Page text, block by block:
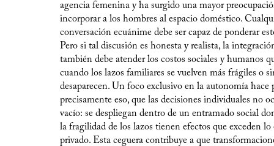
agencia femenina y ha surgido una mayor
incorporar a los hombres al espacio doméstico.
conversación ecuánime debe ser capaz de ponderar
Pero si tal discusión es honesta y realista, la
también debe atender los costos sociales y humanos
cuando los lazos familiares se vuelven más frágiles o
desaparecen. Un foco exclusivo en la autonomía hace
precisamente eso, que las decisiones individuales no
vacío: se despliegan dentro de un entramado social
la fragilidad de los lazos tienen efectos que exceden
privado. Esta ceguera contribuye a que